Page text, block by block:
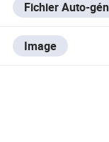
Fichier Auto-
Image